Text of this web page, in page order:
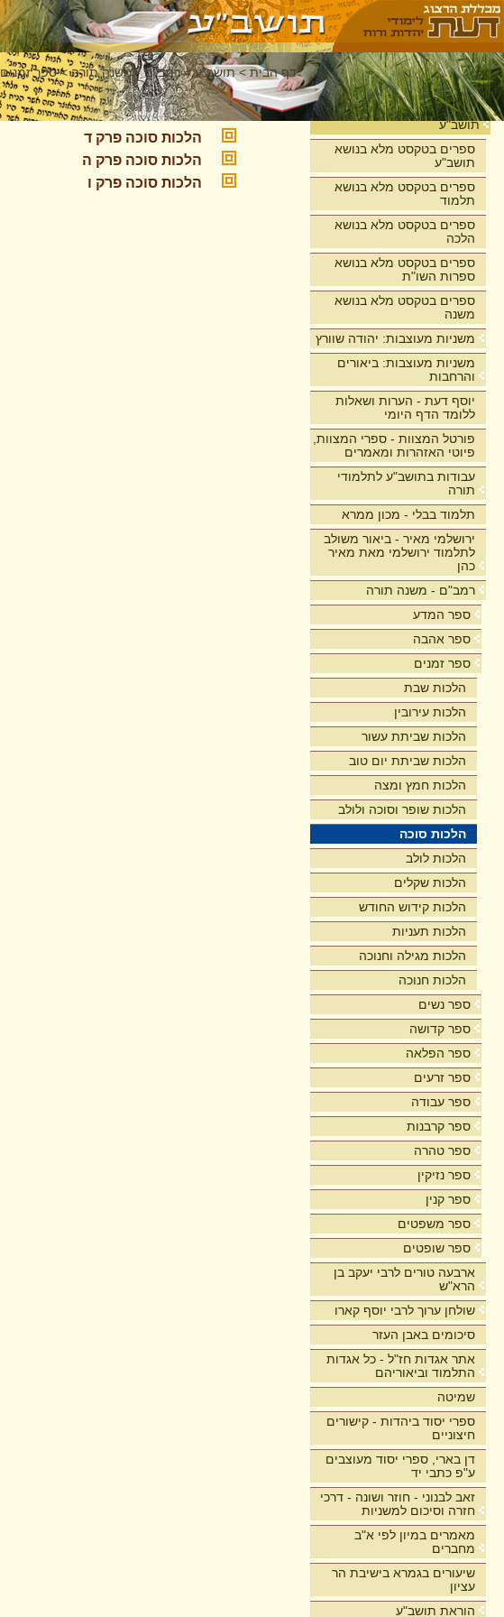
בית
תושב"ע
ספרים בטקסט מלא בנושא
תושב"ע
ספרים בטקסט מלא בנושא
תלמוד
ספרים בטקסט מלא בנושא
הלכה
ספרים בטקסט מלא בנושא
ספרות השו"ת
ספרים בטקסט מלא בנושא
משנה
משניות מעוצבות: יהודה שוורץ
משניות מעוצבות: ביאורים
והרחבות
יוסף דעת - הערות ושאלות
ללומד הדף היומי
פורטל המצוות - ספרי המצוות,
פיוטי האזהרות ומאמרים
עבודות בתושב"ע לתלמודי
תורה
תלמוד בבלי - מכון ממרא
ירושלמי מאיר - ביאור משולב
לתלמוד ירושלמי מאת מאיר
כהן
רמב"ם - משנה תורה
ספר המדע
ספר אהבה
ספר זמנים
הלכות שבת
הלכות עירובין
הלכות שביתת עשור
הלכות שביתת יום טוב
הלכות חמץ ומצה
הלכות שופר וסוכה ולולב
הלכות סוכה
הלכות לולב
הלכות שקלים
הלכות קידוש החודש
הלכות תעניות
הלכות מגילה וחנוכה
הלכות חנוכה
ספר נשים
ספר קדושה
ספר הפלאה
ספר זרעים
ספר עבודה
ספר קרבנות
ספר טהרה
ספר נזיקין
ספר קנין
ספר משפטים
ספר שופטים
ארבעה טורים לרבי יעקב בן
הרא"ש
שולחן ערוך לרבי יוסף קארו
סיכומים באבן העזר
אתר אגדות חז"ל - כל אגדות
התלמוד וביאוריהם
שמיטה
ספרי יסוד ביהדות - קישורים
חיצוניים
דן בארי, ספרי יסוד מעוצבים
ע"פ כתבי יד
זאב לבנוני - חוזר ושונה - דרכי
חזרה וסיכום למשניות
מאמרים במיון לפי א"ב
מחברים
שיעורים בגמרא בישיבת הר
עציון
הוראת תושב"ע
דף הבית >תושב"ע >רמב"ם - משנה תורה>ספר זמנים
הלכות סוכה
הלכות סוכה פרק ד
הלכות סוכה פרק ה
הלכות סוכה פרק ו